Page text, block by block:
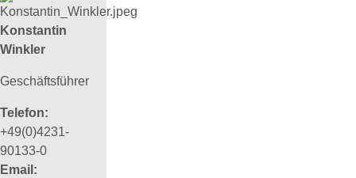
Konstantin
Winkler
Geschäftsführer
Telefon:
+49(0)4231-
90133-0
Email: